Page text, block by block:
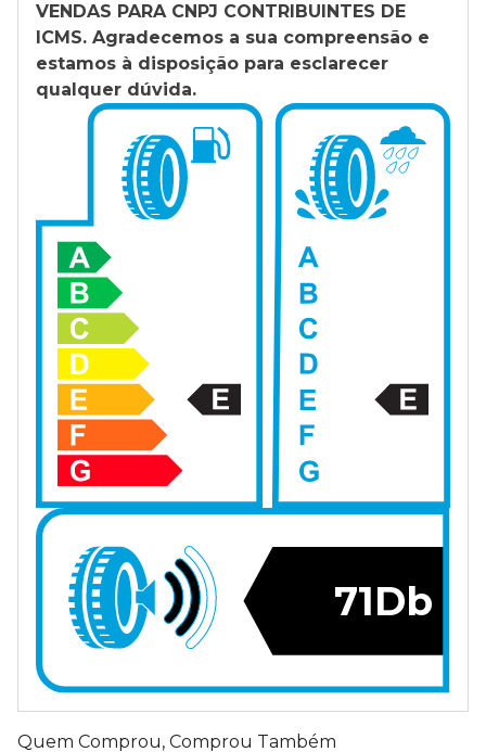
VENDAS PARA CNPJ CONTRIBUINTES DE
ICMS. Agradecemos a sua compreensão e
estamos à disposição para esclarecer
qualquer dúvida.
71Db
Quem Comprou, Comprou Também